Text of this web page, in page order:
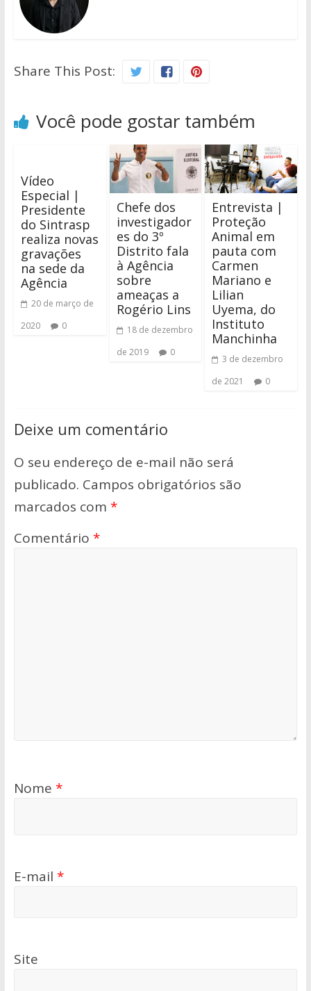
Share This Post:
Você pode gostar também
Vídeo
Especial |
Presidente
do Sintrasp
realiza novas
gravações
na sede da
Agência
20 de março de
2020
0
Chefe dos
investigador
es do 3º
Distrito fala
à Agência
sobre
ameaças a
Rogério Lins
18 de dezembro
de 2019
0
Entrevista |
Proteção
Animal em
pauta com
Carmen
Mariano e
Lilian
Uyema, do
Instituto
Manchinha
3 de dezembro
de 2021
0
Deixe um comentário
O seu endereço de e-mail não será
publicado. Campos obrigatórios são
marcados com *
Comentário *
Nome *
E-mail *
Site